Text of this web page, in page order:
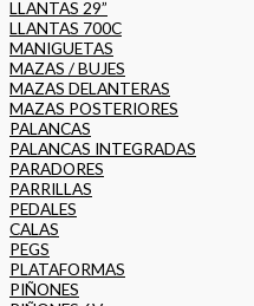
LLANTAS 29”
LLANTAS 700C
MANIGUETAS
MAZAS / BUJES
MAZAS DELANTERAS
MAZAS POSTERIORES
PALANCAS
PALANCAS INTEGRADAS
PARADORES
PARRILLAS
PEDALES
CALAS
PEGS
PLATAFORMAS
PIÑONES